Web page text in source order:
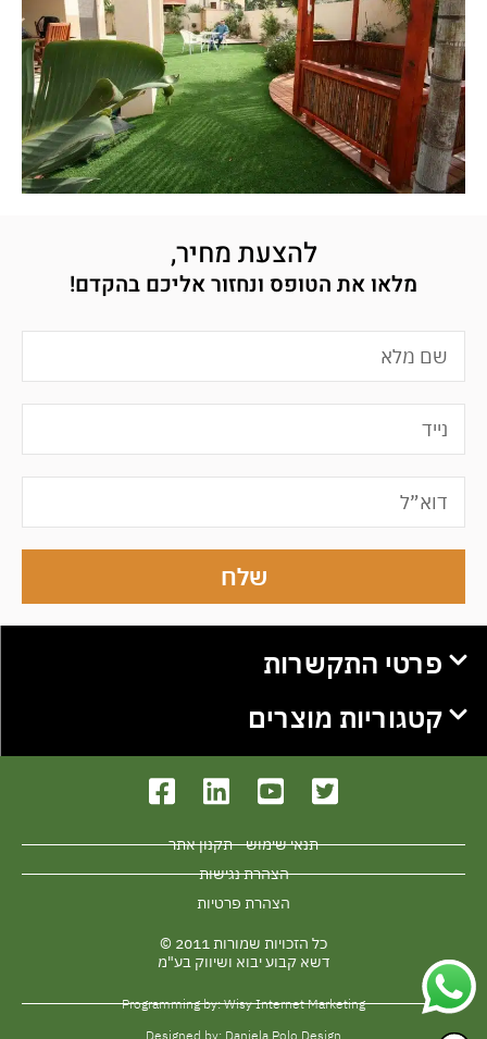
להצעת מחיר,
מלאו את הטופס ונחזור אליכם בהקדם!
שלח
פרטי התקשרות
קטגוריות מוצרים
תנאי שימוש - תקנון אתר
הצהרת נגישות
הצהרת פרטיות
כל הזכויות שמורות 2011 ©
דשא קבוע יבוא ושיווק בע"מ
Programming by: Wisy Internet Marketing
Designed by: Daniela Polo Design